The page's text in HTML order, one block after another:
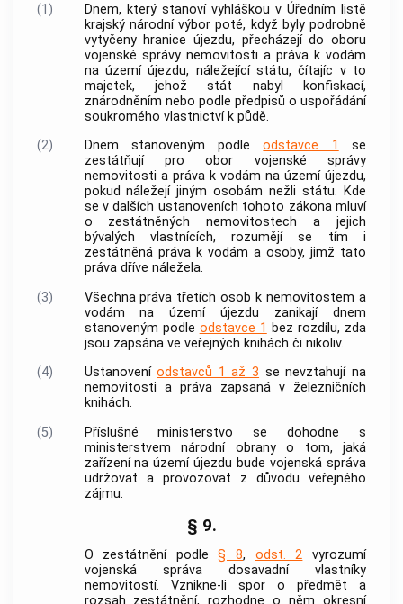
(1)
Dnem, který stanoví vyhláškou v Úředním listě
krajský národní výbor poté, když byly podrobně
vytyčeny hranice újezdu, přecházejí do oboru
vojenské správynemovitosti a práva k vodám
na území újezdu, náležející státu, čítajíc v to
majetek, jehož stát nabyl konfiskací,
znárodněním nebo podle předpisů o uspořádání
soukromého vlastnictví k půdě.
(2)
Dnem stanoveným podleodstavce 1
se
zestátňují pro obor vojenské správy
nemovitosti a práva k vodám na území újezdu,
pokud náležejí jiným osobám nežli státu. Kde
se v dalších ustanoveních tohoto zákona mluví
o zestátněných nemovitostech a jejich
bývalých vlastnících, rozumějí se tím i
zestátněná práva k vodám a osoby, jimž tato
práva dříve náležela.
(3)
Všechna práva třetích osob k nemovitostem a
vodám na území újezdu zanikají dnem
stanoveným podle odstavce 1 bez rozdílu, zda
jsou zapsána ve veřejných knihách či nikoliv.
(4)
Ustanoveníodstavců 1 až 3 se nevztahují na
nemovitosti a práva zapsaná v železničních
knihách.
(5)
Příslušné ministerstvo se dohodne s
ministerstvem národní obrany o tom, jaká
zařízení na území újezdu budevojenská správa
udržovat a provozovat z důvodu veřejného
zájmu.
§ 9.
O zestátnění podle§ 8, odst. 2 vyrozumí
vojenská správadosavadní vlastníky
nemovitostí. Vznikne-li spor o předmět a
rozsah zestátnění, rozhodne o něm okresní